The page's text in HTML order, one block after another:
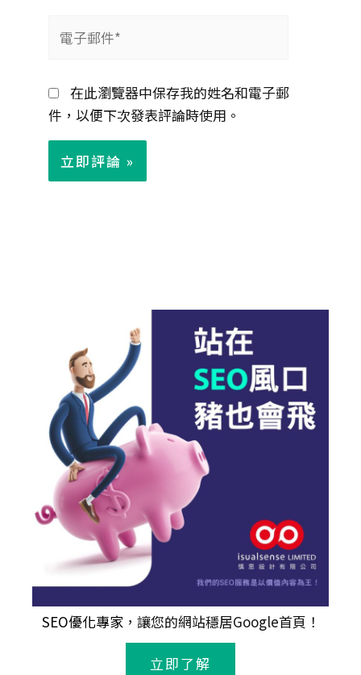
件
*
在此瀏覽器中保存我的姓名和電子郵
件，以便下次發表評論時使用。
SEO優化專家，讓您的網站穩居Google首頁！
立即了解